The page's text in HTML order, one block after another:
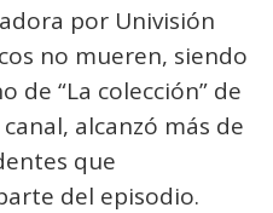
por Univisión
no mueren, siendo
de “La colección” de
alcanzó más de
que
del episodio.